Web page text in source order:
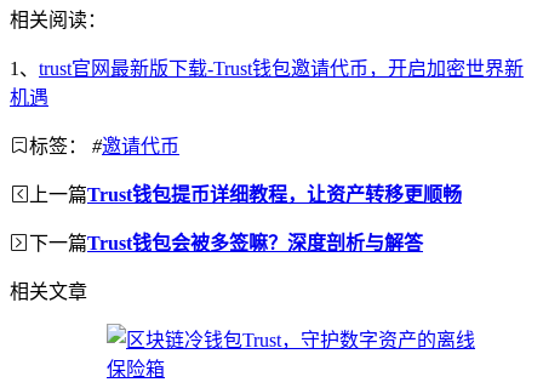
相关阅读：
1、 trust官网最新版下载-Trust钱包邀请代币，开启加密世界新
机遇
标签： #邀请代币
上一篇Trust钱包提币详细教程，让资产转移更顺畅
下一篇Trust钱包会被多签嘛？深度剖析与解答
相关文章